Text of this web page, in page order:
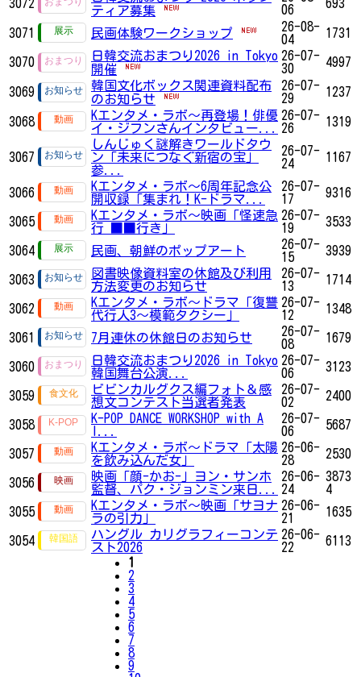
3072
ティア募集
06
693
3071 民画体験ワークショップ
26-08-
04
1731
3070
日韓交流おまつり2026 in Tokyo
開催
26-07-
30
4997
3069
韓国文化ボックス関連資料配布
のお知らせ
26-07-
29
1237
3068
Kエンタメ・ラボ～再登場！俳優
イ・ジフンさんインタビュー...
26-07-
26
1319
3067
しんじゅく謎解きワールドタウ
ン「未来につなぐ新宿の宝」
参...
26-07-
24
1167
3066
Kエンタメ・ラボ～6周年記念公
開収録「集まれ！K-ドラマ...
26-07-
17
9316
3065
Kエンタメ・ラボ～映画「怪速急
行 ■■行き」
26-07-
19
3533
3064 民画、朝鮮のポップアート
26-07-
15
3939
3063
図書映像資料室の休館及び利用
方法変更のお知らせ
26-07-
13
1714
3062
Kエンタメ・ラボ～ドラマ「復讐
代行人3～模範タクシー」
26-07-
12
1348
3061 7月連休の休館日のお知らせ
26-07-
08
1679
3060
日韓交流おまつり2026 in Tokyo
韓国舞台公演...
26-07-
06
3123
3059
ビビンカルグクス編フォト＆感
想文コンテスト当選者発表
26-07-
02
2400
3058
K-POP DANCE WORKSHOP with A
I...
26-07-
06
5687
3057
Kエンタメ・ラボ～ドラマ「太陽
を飲み込んだ女」
26-06-
28
2530
3056
映画「顔-かお-」ヨン・サンホ
監督、パク・ジョンミン来日...
26-06-
24
3873
4
3055
Kエンタメ・ラボ～映画「サヨナ
ラの引力」
26-06-
21
1635
3054
ハングル カリグラフィーコンテ
スト2026
26-06-
22
6113
1
2
3
4
5
6
7
8
9